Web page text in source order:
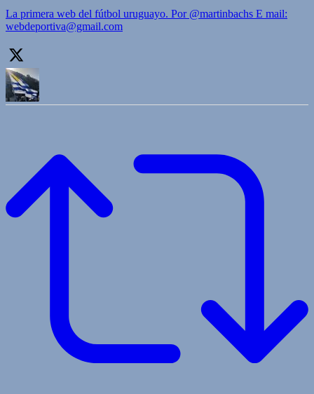
La primera web del fútbol uruguayo. Por @martinbachs E mail:
webdeportiva@gmail.com